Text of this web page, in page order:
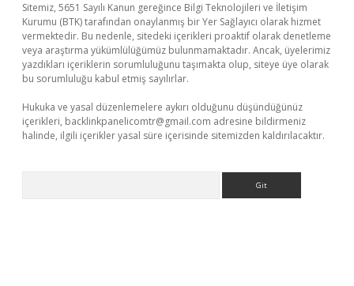
Sitemiz, 5651 Sayılı Kanun gereğince Bilgi Teknolojileri ve İletişim
Kurumu (BTK) tarafından onaylanmış bir Yer Sağlayıcı olarak hizmet
vermektedir. Bu nedenle, sitedeki içerikleri proaktif olarak denetleme
veya araştırma yükümlülüğümüz bulunmamaktadır. Ancak, üyelerimiz
yazdıkları içeriklerin sorumluluğunu taşımakta olup, siteye üye olarak
bu sorumluluğu kabul etmiş sayılırlar.
Hukuka ve yasal düzenlemelere aykırı olduğunu düşündüğünüz
içerikleri, backlinkpanelicomtr@gmail.com adresine bildirmeniz
halinde, ilgili içerikler yasal süre içerisinde sitemizden kaldırılacaktır.